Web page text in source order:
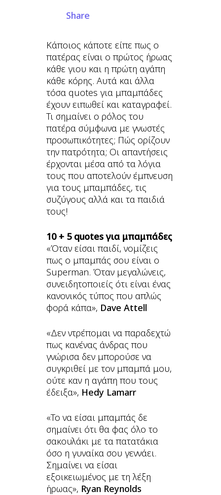
Share
Κάποιος κάποτε είπε πως ο
πατέρας είναι ο πρώτος ήρωας
κάθε γιου και η πρώτη αγάπη
κάθε κόρης. Αυτά και άλλα
τόσα quotes για μπαμπάδες
έχουν ειπωθεί και καταγραφεί.
Τι σημαίνει ο ρόλος του
πατέρα σύμφωνα με γνωστές
προσωπικότητες; Πώς ορίζουν
την πατρότητα; Οι απαντήσεις
έρχονται μέσα από τα λόγια
τους που αποτελούν έμπνευση
για τους μπαμπάδες, τις
συζύγους αλλά και τα παιδιά
τους!
10 + 5 quotes για μπαμπάδες
«Όταν είσαι παιδί, νομίζεις
πως ο μπαμπάς σου είναι ο
Superman. Όταν μεγαλώνεις,
συνειδητοποιείς ότι είναι ένας
κανονικός τύπος που απλώς
φορά κάπα», Dave Attell
«Δεν ντρέπομαι να παραδεχτώ
πως κανένας άνδρας που
γνώρισα δεν μπορούσε να
συγκριθεί με τον μπαμπά μου,
ούτε καν η αγάπη που τους
έδειξα», Hedy Lamarr
«Το να είσαι μπαμπάς δε
σημαίνει ότι θα φας όλο το
σακουλάκι με τα πατατάκια
όσο η γυναίκα σου γεννάει.
Σημαίνει να είσαι
εξοικειωμένος με τη λέξη
ήρωας», Ryan Reynolds